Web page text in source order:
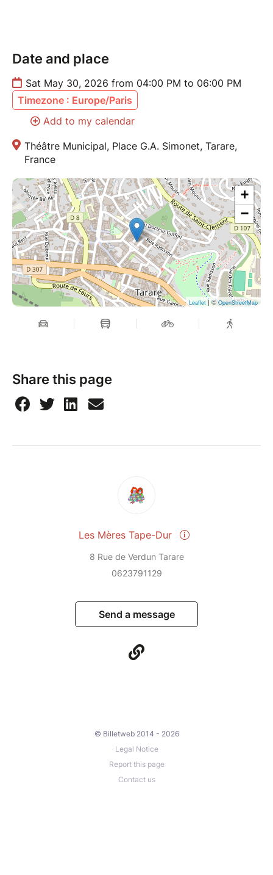
Date and place
Sat May 30, 2026 from 04:00 PM to 06:00 PM
Timezone : Europe/Paris
Add to my calendar
Théâtre Municipal, Place G.A. Simonet, Tarare,
France
+
−
Leaflet| © OpenStreetMap
Share this page
Les Mères Tape-Dur
8 Rue de Verdun Tarare
0623791129
Send a message
© Billetweb 2014 - 2026
Legal Notice
Report this page
Contact us